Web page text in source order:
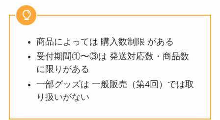
商品によっては 購入数制限 がある
受付期間①〜③は 発送対応数・商品数
に限りがある
一部グッズは 一般販売（第4回）では取
り扱いがない